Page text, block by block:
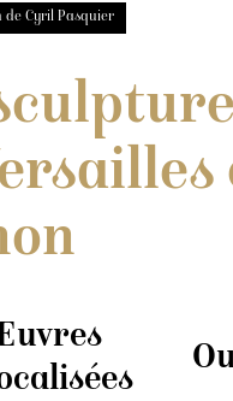
Cyril Pasquier